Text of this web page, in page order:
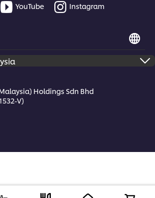
YouTube Instagram
Holdings Sdn Bhd
V)